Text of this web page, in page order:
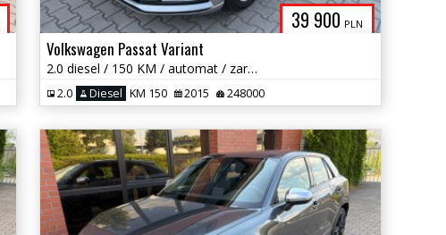
39 900 PLN
Volkswagen Passat Variant
2.0 diesel / 150 KM / automat / zarej w PL / zadbany / możliwa zamiana
2.0 Diesel KM 150 2015 248000